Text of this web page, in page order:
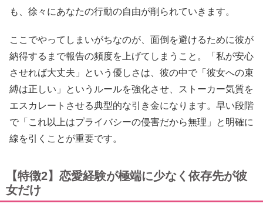
も、徐々にあなたの行動の自由が削られていきます。
ここでやってしまいがちなのが、面倒を避けるために彼が
納得するまで報告の頻度を上げてしまうこと。「私が安心
させれば大丈夫」という優しさは、彼の中で「彼女への束
縛は正しい」というルールを強化させ、ストーカー気質を
エスカレートさせる典型的な引き金になります。早い段階
で「これ以上はプライバシーの侵害だから無理」と明確に
線を引くことが重要です。
【特徴2】恋愛経験が極端に少なく依存先が彼
女だけ